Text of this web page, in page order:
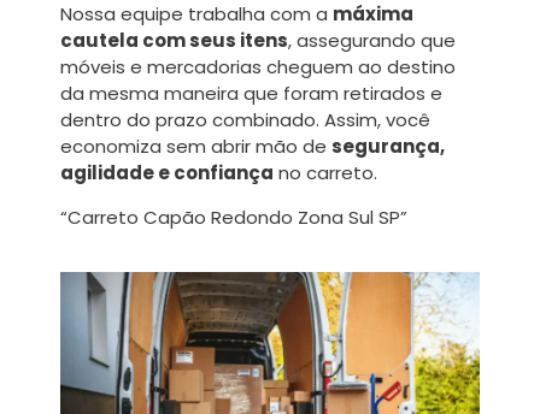
Nossa equipe trabalha com a máxima
cautela com seus itens, assegurando que
móveis e mercadorias cheguem ao destino
da mesma maneira que foram retirados e
dentro do prazo combinado. Assim, você
economiza sem abrir mão de segurança,
agilidade e confiança no carreto.
“Carreto Capão Redondo Zona Sul SP”